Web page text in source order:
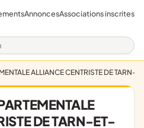
AnnoncesAssociations inscrites
ALLIANCE CENTRISTE DE TARN-
DE TARN-ET-